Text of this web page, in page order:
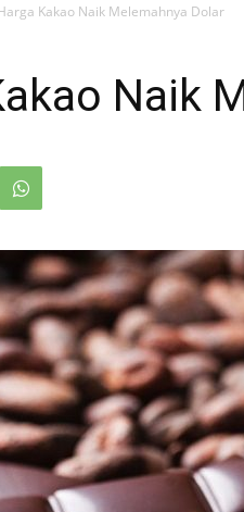
Kakao Naik Melemahnya Dolar
Naik